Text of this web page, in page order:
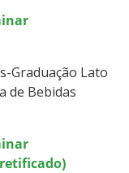
Graduação Lato
de Bebidas